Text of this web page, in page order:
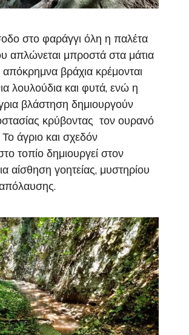
στο φαράγγι όλη η παλέτα
απλώνεται μπροστά στα μάτια
βράχια κρέμονται
λουλούδια και φυτά, ενώ η
βλάστηση δημιουργούν
κρύβοντας τον ουρανό
Το άγριο και σχεδόν
τοπίο δημιουργεί στον
αίσθηση γοητείας, μυστηρίου